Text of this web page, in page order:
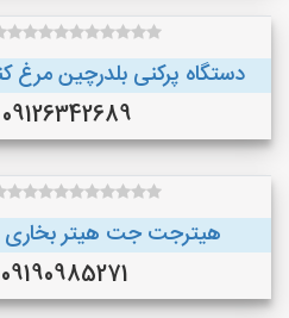
دستگاه پرکنی بلدرچین مرغ
09126342689 (زاهدان )
هیترجت جت هیتر
09190985271 (سمنان )